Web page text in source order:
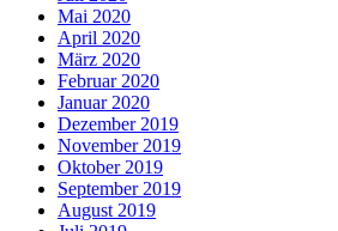
Mai 2020
April 2020
März 2020
Februar 2020
Januar 2020
Dezember 2019
November 2019
Oktober 2019
September 2019
August 2019